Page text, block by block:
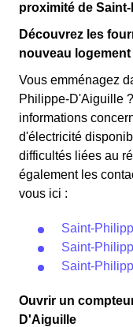
proximité de
Découvrez les
nouveau
Vous emménagez
Philippe-D'Aiguille
informations
d'électricité
difficultés liées au
également les
vous ici :
Saint-
Saint-
Saint-
Ouvrir un
D'Aiguille